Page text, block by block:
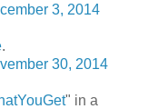
3, 2014
.
30, 2014
" in a